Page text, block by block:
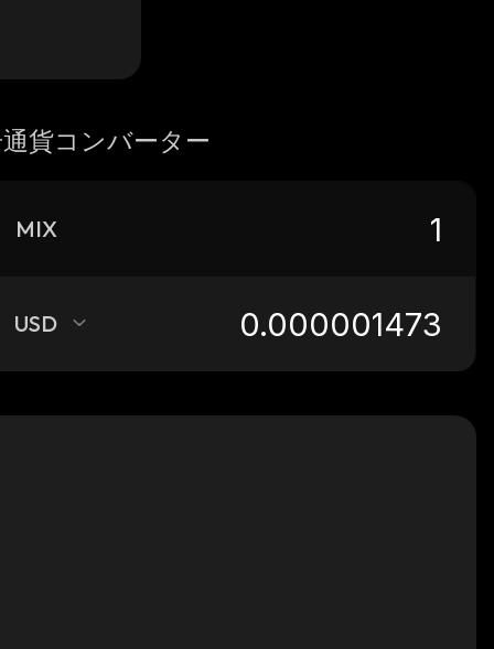
貨コンバーター
MIX
USD